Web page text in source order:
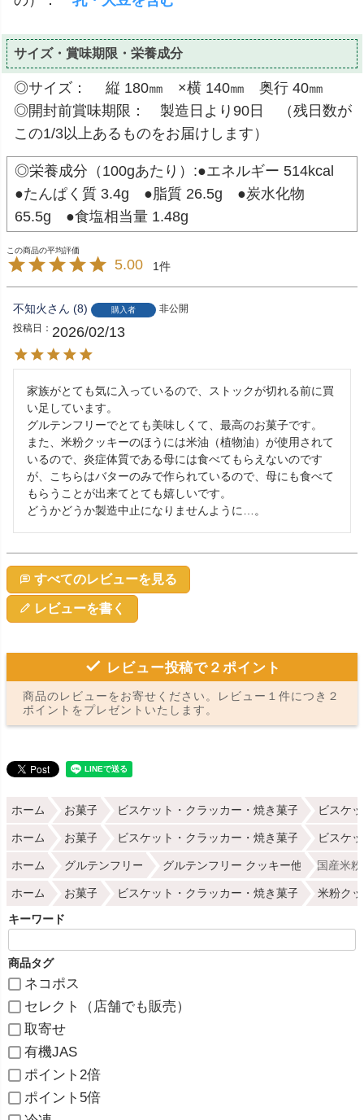
サイズ・賞味期限・栄養成分
◎サイズ： 縦 180㎜ ×横 140㎜ 奥行 40㎜
◎開封前賞味期限： 製造日より90日 （残日数が
この1/3以上あるものをお届けします）
◎栄養成分（100gあたり）:●エネルギー 514kcal
●たんぱく質 3.4g ●脂質 26.5g ●炭水化物
65.5g ●食塩相当量 1.48g
5.00 1
不知火 8 購入者
非公開
投稿日
2026/02/13
家族がとても気に入っているので、ストックが切れる前に買
い足しています。
グルテンフリーでとても美味しくて、最高のお菓子です。
また、米粉クッキーのほうには米油（植物油）が使用されて
いるので、炎症体質である母には食べてもらえないのです
が、こちらはバターのみで作られているので、母にも食べて
もらうことが出来てとても嬉しいです。
どうかどうか製造中止になりませんように…。
すべてのレビューを見る
レビューを書く
レビュー投稿で２ポイント
商品のレビューをお寄せください。レビュー１件につき２
ポイントをプレゼントいたします。
ホーム お菓子 ビスケット・クラッカー・焼き菓子 ビスケ
ホーム お菓子 ビスケット・クラッカー・焼き菓子 ビスケ
ホーム グルテンフリー グルテンフリー クッキー他 国産米
ホーム お菓子 ビスケット・クラッカー・焼き菓子
米粉ク
キーワード
商品タグ
ネコポス
セレクト（店舗でも販売）
取寄せ
有機JAS
ポイント2倍
ポイント5倍